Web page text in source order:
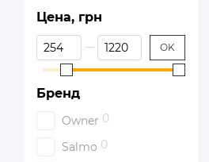
Цена, грн
От Цена, грн
До Цена, грн OK
Бренд
Owner 0
Salmo 0